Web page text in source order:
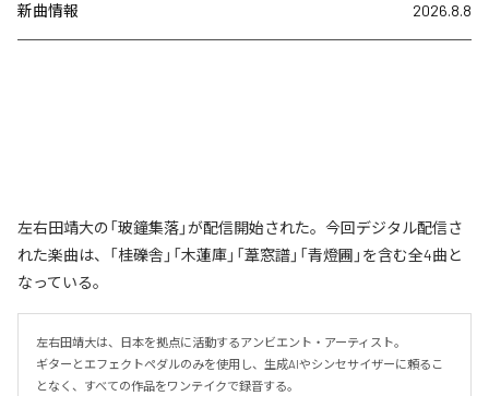
新曲情報 2026.8.8
左右田靖大の「玻鐘集落」が配信開始された。今回デジタル配信さ
れた楽曲は、「桂礫舎」「木蓮庫」「葦窓譜」「青燈圃」を含む全4曲と
なっている。
左右田靖大は、日本を拠点に活動するアンビエント・アーティスト。
ギターとエフェクトペダルのみを使用し、生成AIやシンセサイザーに頼るこ
となく、すべての作品をワンテイクで録音する。